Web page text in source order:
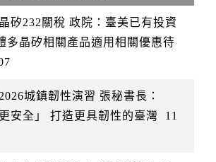
矽232關稅 政院：臺美已有投資
多晶矽相關產品適用相關優惠待
城鎮韌性演習 張秘書長：
安全」 打造更具韌性的臺灣
11